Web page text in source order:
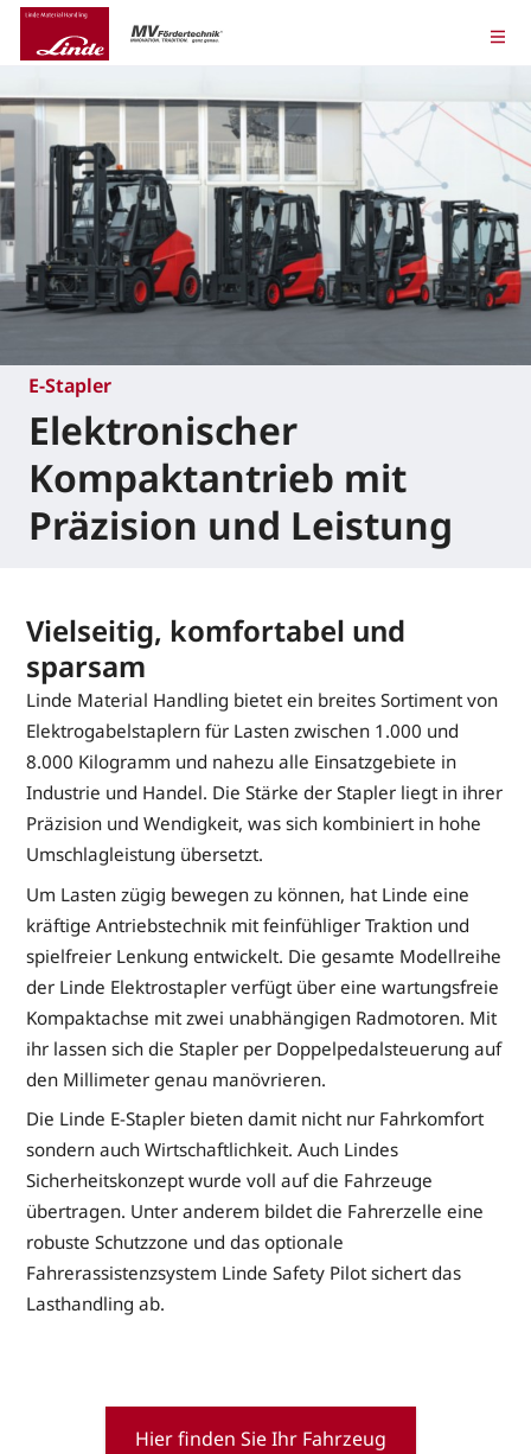
E-Stapler
Elektronischer
Kompaktantrieb mit
Präzision und Leistung
Vielseitig, komfortabel und
sparsam
Linde Material Handling bietet ein breites Sortiment von
Elektrogabelstaplern für Lasten zwischen 1.000 und
8.000 Kilogramm und nahezu alle Einsatzgebiete in
Industrie und Handel. Die Stärke der Stapler liegt in ihrer
Präzision und Wendigkeit, was sich kombiniert in hohe
Umschlagleistung übersetzt.
Um Lasten zügig bewegen zu können, hat Linde eine
kräftige Antriebstechnik mit feinfühliger Traktion und
spielfreier Lenkung entwickelt. Die gesamte Modellreihe
der Linde Elektrostapler verfügt über eine wartungsfreie
Kompaktachse mit zwei unabhängigen Radmotoren. Mit
ihr lassen sich die Stapler per Doppelpedalsteuerung auf
den Millimeter genau manövrieren.
Die Linde E-Stapler bieten damit nicht nur Fahrkomfort
sondern auch Wirtschaftlichkeit. Auch Lindes
Sicherheitskonzept wurde voll auf die Fahrzeuge
übertragen. Unter anderem bildet die Fahrerzelle eine
robuste Schutzzone und das optionale
Fahrerassistenzsystem Linde Safety Pilot sichert das
Lasthandling ab.
Hier finden Sie Ihr Fahrzeug